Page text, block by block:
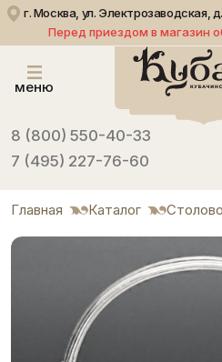
г. Москва, ул. Электрозаводская,
Перед приездом в магазин
меню
8 (800) 550-40-33
7 (495) 227-76-60
Главная Каталог